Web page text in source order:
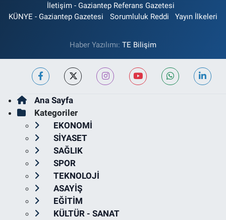
İletişim - Gaziantep Referans Gazetesi
KÜNYE - Gaziantep Gazetesi
Sorumluluk Reddi Yayın İlkeleri
Haber Yazılımı: TE Bilişim
Ana Sayfa
Kategoriler
EKONOMİ
SİYASET
SAĞLIK
SPOR
TEKNOLOJİ
ASAYİŞ
EĞİTİM
KÜLTÜR - SANAT